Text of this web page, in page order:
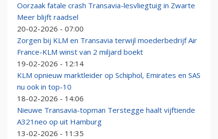
Oorzaak fatale crash Transavia-lesvliegtuig in Zwarte
Meer blijft raadsel
20-02-2026 - 07:00
Zorgen bij KLM en Transavia terwijl moederbedrijf Air
France-KLM winst van 2 miljard boekt
19-02-2026 - 12:14
KLM opnieuw marktleider op Schiphol, Emirates en SAS
nu ook in top-10
18-02-2026 - 14:06
Nieuwe Transavia-topman Terstegge haalt vijftiende
A321neo op uit Hamburg
13-02-2026 - 11:35